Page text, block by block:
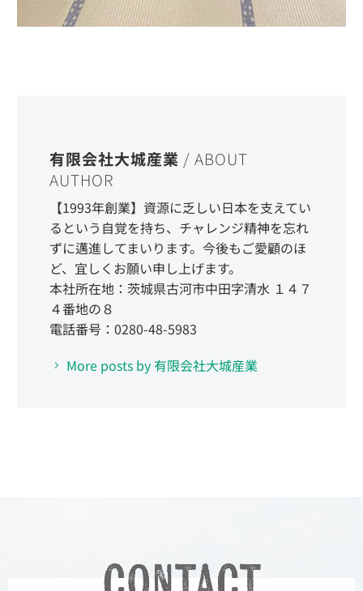
有限会社大城産業 / ABOUT
AUTHOR
【1993年創業】資源に乏しい日本を支えてい
るという自覚を持ち、チャレンジ精神を忘れ
ずに邁進してまいります。今後もご愛顧のほ
ど、宜しくお願い申し上げます。
本社所在地：茨城県古河市中田字清水 １４７
４番地の８
電話番号：0280-48-5983
More posts by 有限会社大城産業